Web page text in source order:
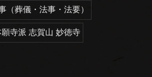
（葬儀・法事・法要）
寺派 志賀山 妙徳寺